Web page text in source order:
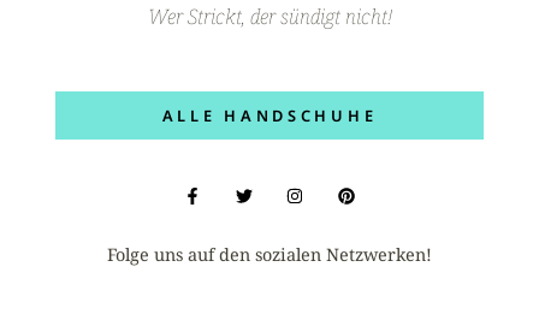
Wer Strickt, der sündigt nicht!
ALLE HANDSCHUHE
Folge uns auf den sozialen Netzwerken!